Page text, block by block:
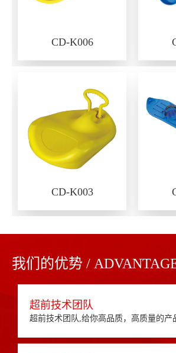
CD-K006
CD-K003
我们的优势 /
超前技术团队
超前技术团队,给你高品质，高质量的产